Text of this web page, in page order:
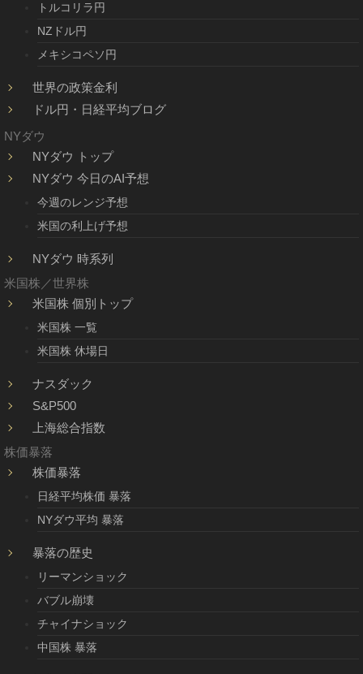
トルコリラ円
NZドル円
メキシコペソ円
世界の政策金利
ドル円・日経平均ブログ
NYダウ
NYダウ トップ
NYダウ 今日のAI予想
今週のレンジ予想
米国の利上げ予想
NYダウ 時系列
米国株／世界株
米国株 個別トップ
米国株 一覧
米国株 休場日
ナスダック
S&P500
上海総合指数
株価暴落
株価暴落
日経平均株価 暴落
NYダウ平均 暴落
暴落の歴史
リーマンショック
バブル崩壊
チャイナショック
中国株 暴落